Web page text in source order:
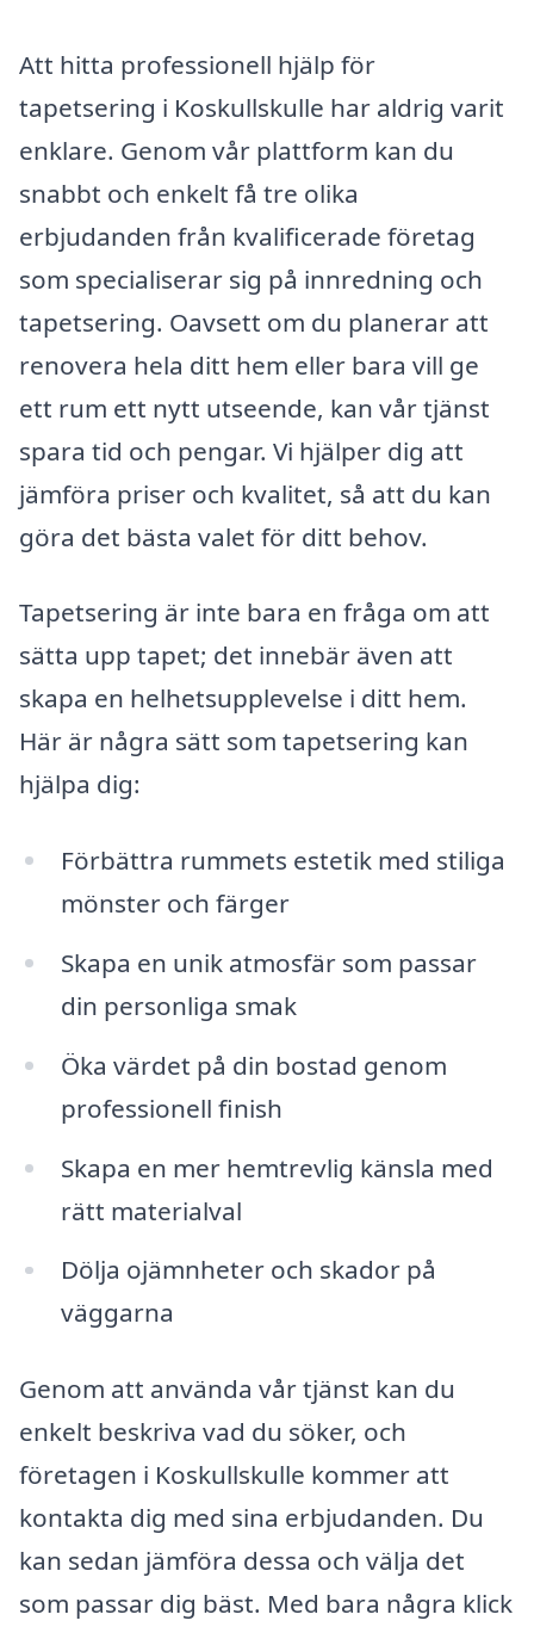
Att hitta professionell hjälp för
tapetsering i Koskullskulle har aldrig varit
enklare. Genom vår plattform kan du
snabbt och enkelt få tre olika
erbjudanden från kvalificerade företag
som specialiserar sig på innredning och
tapetsering. Oavsett om du planerar att
renovera hela ditt hem eller bara vill ge
ett rum ett nytt utseende, kan vår tjänst
spara tid och pengar. Vi hjälper dig att
jämföra priser och kvalitet, så att du kan
göra det bästa valet för ditt behov.
Tapetsering är inte bara en fråga om att
sätta upp tapet; det innebär även att
skapa en helhetsupplevelse i ditt hem.
Här är några sätt som tapetsering kan
hjälpa dig:
Förbättra rummets estetik med stiliga
mönster och färger
Skapa en unik atmosfär som passar
din personliga smak
Öka värdet på din bostad genom
professionell finish
Skapa en mer hemtrevlig känsla med
rätt materialval
Dölja ojämnheter och skador på
väggarna
Genom att använda vår tjänst kan du
enkelt beskriva vad du söker, och
företagen i Koskullskulle kommer att
kontakta dig med sina erbjudanden. Du
kan sedan jämföra dessa och välja det
som passar dig bäst. Med bara några klick